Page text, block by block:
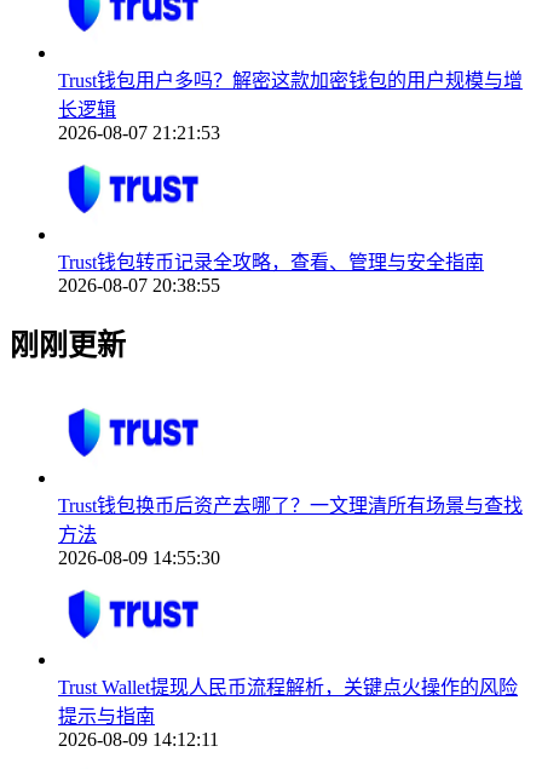
Trust钱包用户多吗？解密这款加密钱包的用户规模与增
长逻辑
2026-08-07 21:21:53
Trust钱包转币记录全攻略，查看、管理与安全指南
2026-08-07 20:38:55
刚刚更新
Trust钱包换币后资产去哪了？一文理清所有场景与查找
方法
2026-08-09 14:55:30
Trust Wallet提现人民币流程解析，关键点火操作的风险
提示与指南
2026-08-09 14:12:11